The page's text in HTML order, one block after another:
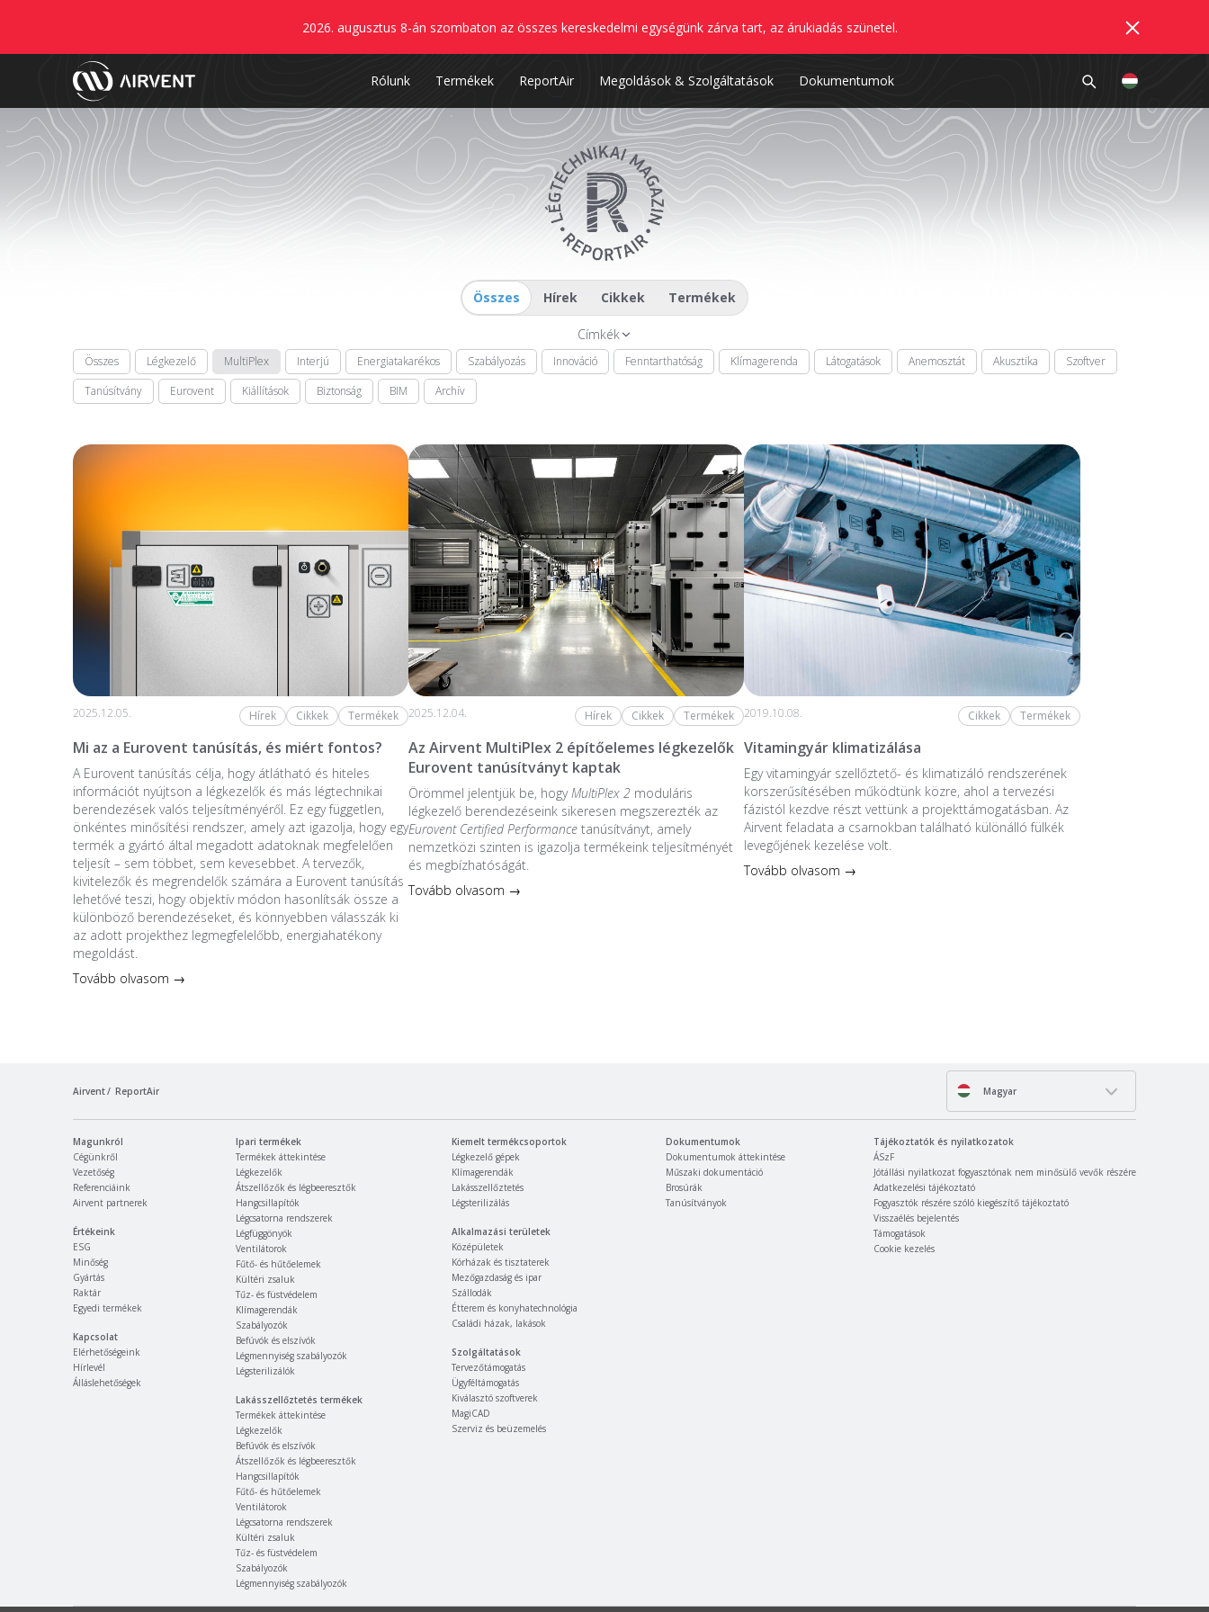
2026. augusztus 8-án szombaton az összes kereskedelmi egységünk zárva tart, az árukiadás szünetel.
Rólunk Termékek ReportAir Megoldások & Szolgáltatások Dokumentumok
Összes Hírek Cikkek Termékek
Címkék
Összes Légkezelő MultiPlex Interjú Energiatakarékos Szabályozás Innováció Fenntarthatóság Klímagerenda Látogatások Anemosztát Akusztika
Szoftver
Tanúsítvány
Eurovent Kiállítások Biztonság BIM Archív
2025.12.05. Hírek Cikkek Termékek
Mi az a Eurovent tanúsítás, és miért fontos?
A Eurovent tanúsítás célja, hogy átlátható és hiteles
információt nyújtson a légkezelők és más légtechnikai
berendezések valós teljesítményéről. Ez egy független,
önkéntes minősítési rendszer, amely azt igazolja, hogy egy
termék a gyártó által megadott adatoknak megfelelően
teljesít – sem többet, sem kevesebbet. A tervezők,
kivitelezők és megrendelők számára a Eurovent tanúsítás
lehetővé teszi, hogy objektív módon hasonlítsák össze a
különböző berendezéseket, és könnyebben válasszák ki
az adott projekthez legmegfelelőbb, energiahatékony
megoldást.
Tovább olvasom →
2025.12.04. Hírek Cikkek Termékek
Az Airvent MultiPlex 2 építőelemes légkezelők
Eurovent tanúsítványt kaptak
Örömmel jelentjük be, hogyMultiPlex 2moduláris
légkezelő berendezéseink sikeresen megszerezték az
Eurovent Certified Performancetanúsítványt, amely
nemzetközi szinten is igazolja termékeink teljesítményét
és megbízhatóságát.
Tovább olvasom →
2019.10.08. Cikkek Termékek
Vitamingyár klimatizálása
Egy vitamingyár szellőztető- és klimatizáló rendszerének
korszerűsítésében működtünk közre, ahol a tervezési
fázistól kezdve részt vettünk a projekttámogatásban. Az
Airvent feladata a csarnokban található különálló fülkék
levegőjének kezelése volt.
Tovább olvasom →
Airvent ReportAir Magyar
Magunkról
Cégünkről
Vezetőség
Referenciáink
Airvent partnerek
Értékeink
ESG
Minőség
Gyártás
Raktár
Egyedi termékek
Kapcsolat
Elérhetőségeink
Hírlevél
Álláslehetőségek
Ipari termékek
Termékek áttekintése
Légkezelők
Átszellőzők és légbeeresztők
Hangcsillapítók
Légcsatorna rendszerek
Légfüggönyök
Ventilátorok
Fűtő- és hűtőelemek
Kültéri zsaluk
Tűz- és füstvédelem
Klímagerendák
Szabályozók
Befúvók és elszívók
Légmennyiség szabályozók
Légsterilizálók
Lakásszellőztetés termékek
Termékek áttekintése
Légkezelők
Befúvók és elszívók
Átszellőzők és légbeeresztők
Hangcsillapítók
Fűtő- és hűtőelemek
Ventilátorok
Légcsatorna rendszerek
Kültéri zsaluk
Tűz- és füstvédelem
Szabályozók
Légmennyiség szabályozók
Kiemelt termékcsoportok
Légkezelő gépek
Klímagerendák
Lakásszellőztetés
Légsterilizálás
Alkalmazási területek
Középületek
Kórházak és tisztaterek
Mezőgazdaság és ipar
Szállodák
Étterem és konyhatechnológia
Családi házak, lakások
Szolgáltatások
Tervezőtámogatás
Ügyféltámogatás
Kiválasztó szoftverek
MagiCAD
Szerviz és beüzemelés
Dokumentumok
Dokumentumok áttekintése
Műszaki dokumentáció
Brosúrák
Tanúsítványok
Tájékoztatók és nyilatkozatok
ÁSzF
Jótállási nyilatkozat fogyasztónak nem minősülő vevők részére
Adatkezelési tájékoztató
Fogyasztók részére szóló kiegészítő tájékoztató
Visszaélés bejelentés
Támogatások
Cookie kezelés